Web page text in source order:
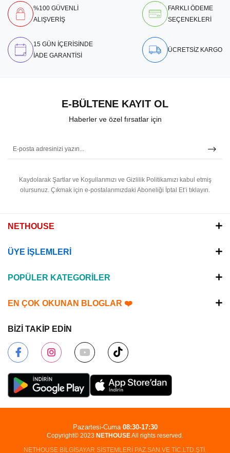
%100 GÜVENLİ
ALIŞVERİŞ
FARKLI ÖDEME
SEÇENEKLERİ
15 GÜN İÇERİSİNDE
İADE GARANTİSİ
ÜCRETSİZ KARGO
E-BÜLTENE KAYIT OL
Haberler ve özel fırsatlar için
Kaydolarak Şartlar ve Koşullarımızı ve Gizlilik Politikamızı kabul etmiş
olursunuz. Çıkmak için e-postalarımızdaki Aboneliği İptal Et’i tıklayın.
NETHOUSE
ÜYE İŞLEMLERİ
POPÜLER KATEGORİLER
EN ÇOK OKUNAN BLOGLAR ❤️
BİZİ TAKİP EDİN
Copyright© 2023 NETHOUSEAll rights reserved.
NETHOUSE BİLGİSAYAR SİSTEMLERİ PAZ.SAN.VE TİC.LTD.ŞTİ.
Pazartesi-Cuma 08:30-17:30